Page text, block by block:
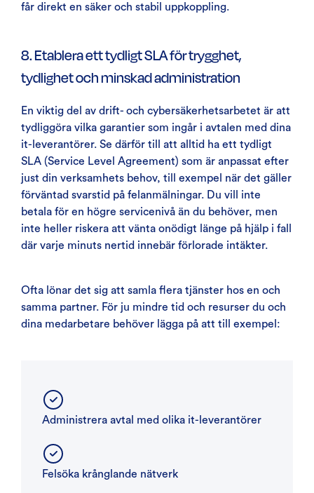
får direkt en säker och stabil uppkoppling.
8. Etablera ett tydligt SLA för trygghet,
tydlighet och minskad administration
En viktig del av drift- och cybersäkerhetsarbetet är att
tydliggöra vilka garantier som ingår i avtalen med dina
it-leverantörer. Se därför till att alltid ha ett tydligt
SLA (Service Level Agreement) som är anpassat efter
just din verksamhets behov, till exempel när det gäller
förväntad svarstid på felanmälningar. Du vill inte
betala för en högre servicenivå än du behöver, men
inte heller riskera att vänta onödigt länge på hjälp i fall
där varje minuts nertid innebär förlorade intäkter.
Ofta lönar det sig att samla flera tjänster hos en och
samma partner. För ju mindre tid och resurser du och
dina medarbetare behöver lägga på att till exempel:
Administrera avtal med olika it-leverantörer
Felsöka krånglande nätverk